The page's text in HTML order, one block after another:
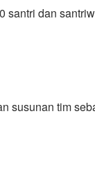
santri dan
susunan tim